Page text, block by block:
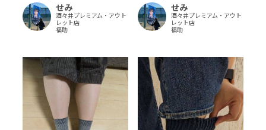
せみ
酒々井プレミアム・アウト
レット店
福助
せみ
酒々井プレミアム・アウト
レット店
福助